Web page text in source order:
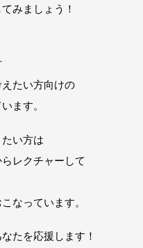
みましょう！
たい方向けの
ます。
い方は
レクチャーして
なっています。
たを応援します！